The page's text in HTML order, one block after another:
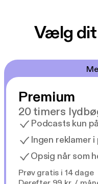
Vælg dit
Premium
20 timers
Podcasts kun
Ingen reklamer
Opsig når som
Prøv gratis i 14 dage